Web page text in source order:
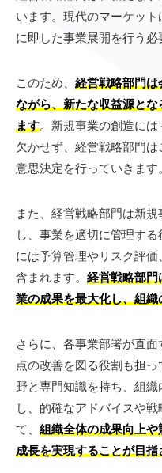
います。現代のマーケッ
に即した事業展開を行う必
このため、 経営戦略部門は
ながら、新たな収益源と
ます。新規事業の創造に
欠かせず、経営戦略部門
意思決定を行っていきます
また、経営戦略部門は新
し、事業を適切に管理す
には予算管理やリスク評
含まれます。 経営戦略部門
業の成果を最大化し、組
さらに、各事業部署が直
点の改善を図る役割も担
野と専門知識を持ち、組
し、的確なアドバイスや
て、 組織全体の成果向上
成長を実現することが目指